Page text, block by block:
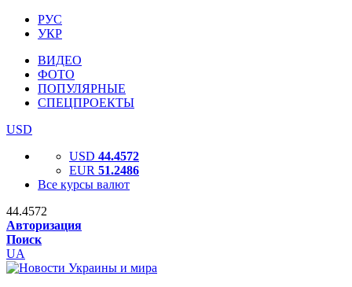
РУС
УКР
ВИДЕО
ФОТО
ПОПУЛЯРНЫЕ
СПЕЦПРОЕКТЫ
USD
USD 44.4572
EUR 51.2486
Все курсы валют
44.4572
Авторизация
Поиск
UA